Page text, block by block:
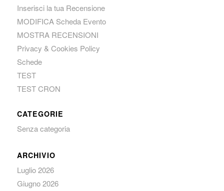
Inserisci la tua Recensione
MODIFICA Scheda Evento
MOSTRA RECENSIONI
Privacy & Cookies Policy
Schede
TEST
TEST CRON
CATEGORIE
Senza categoria
ARCHIVIO
Luglio 2026
Giugno 2026